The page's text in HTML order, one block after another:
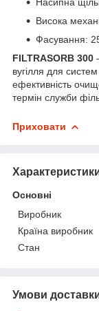
Висока
Фасування: 25
FILTRASORB 300
вугілля для
ефективність
термін служби
Приховати
Основні
Виробник
Країна виробник
Стан
Умови